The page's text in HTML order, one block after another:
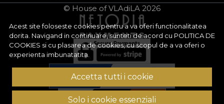
Acest site foloseste cookies pentru a va oferi functionalitatea
dorita. Navigand in continuare, sunteti de acord cu POLITICA DE
COOKIES si cu plasarea de cookies, cu scopul de a va oferi o
experienta imbunatatita.
Accetta tutti i cookie
Solo i cookie essenziali
© House of VLAdiLA 2026